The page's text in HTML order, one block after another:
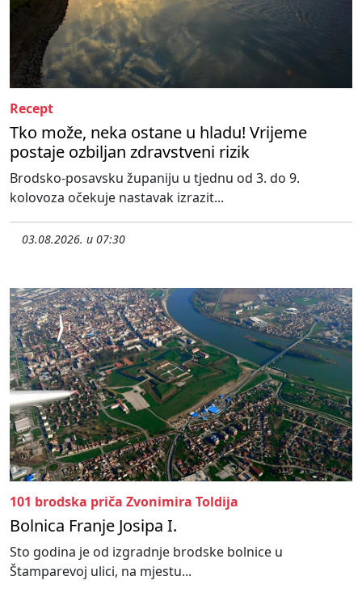
Recept
Tko može, neka ostane u hladu! Vrijeme
postaje ozbiljan zdravstveni rizik
Brodsko-posavsku županiju u tjednu od 3. do 9.
kolovoza očekuje nastavak izrazit...
03.08.2026. u 07:30
101 brodska priča Zvonimira Toldija
Bolnica Franje Josipa I.
Sto godina je od izgradnje brodske bolnice u
Štamparevoj ulici, na mjestu...